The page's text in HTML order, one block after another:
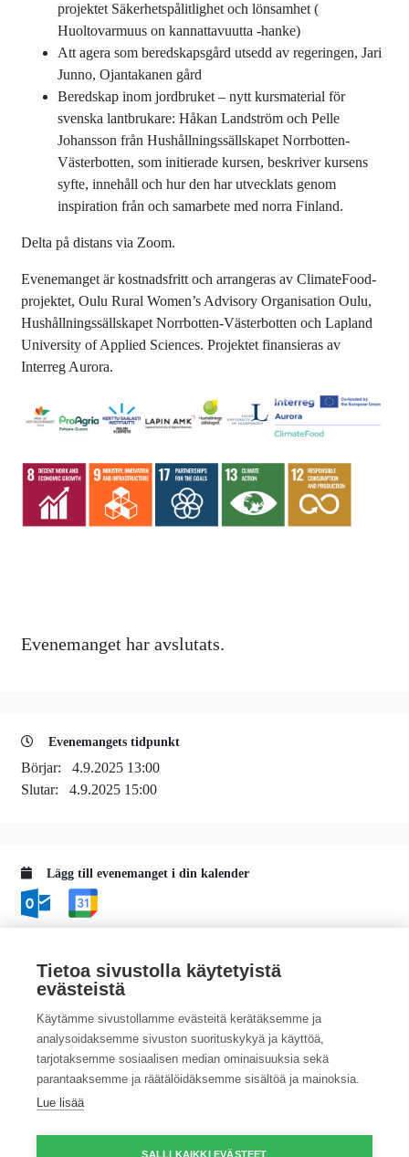
projektet Säkerhetspålitlighet och lönsamhet (
Huoltovarmuus on kannattavuutta -hanke)
Att agera som beredskapsgård utsedd av regeringen, Jari
Junno, Ojantakanen gård
Beredskap inom jordbruket – nytt kursmaterial för
svenska lantbrukare: Håkan Landström och Pelle
Johansson från Hushållningssällskapet Norrbotten-
Västerbotten, som initierade kursen, beskriver kursens
syfte, innehåll och hur den har utvecklats genom
inspiration från och samarbete med norra Finland.
Delta på distans via Zoom.
Evenemanget är kostnadsfritt och arrangeras av ClimateFood-
projektet, Oulu Rural Women’s Advisory Organisation Oulu,
Hushållningssällskapet Norrbotten-Västerbotten och Lapland
University of Applied Sciences. Projektet finansieras av
Interreg Aurora.
Evenemanget har avslutats.
Evenemangets tidpunkt
Börjar: 4.9.2025 13:00
Slutar: 4.9.2025 15:00
Lägg till evenemanget i din kalender
Katso kaikki Maa- ja kotitalousnaisten tapahtumat
© Copyright ProAgriaTietosuojaseloste|Saavutettavuusseloste
Tietoa sivustolla käytetyistä
evästeistä
Käytämme sivustollamme evästeitä kerätäksemme ja
analysoidaksemme sivuston suorituskykyä ja käyttöä,
tarjotaksemme sosiaalisen median ominaisuuksia sekä
parantaaksemme ja räätälöidäksemme sisältöä ja mainoksia.
Lue lisää
SALLI KAIKKI EVÄSTEET